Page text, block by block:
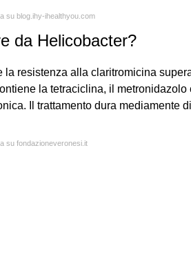
su blog.ihy-ihealthyou.com
da Helicobacter?
resistenza alla claritromicina
la tetraciclina, il metronidazolo
Il trattamento dura mediamente
su fondazioneveronesi.it